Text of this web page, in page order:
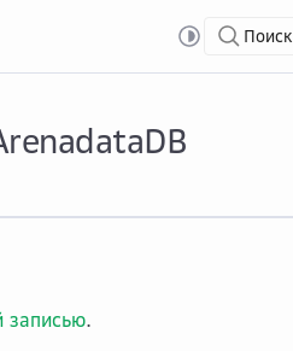
Поиск
записью.